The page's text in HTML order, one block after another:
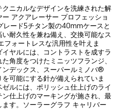
ニカルなデザインを洗練された解
アクアレーサー プロフェッショ
レード5チタン製の40mmケースと
耐久性を兼ね備え、交換可能なス
フォートレスな汎用性を叶えま
ヤルには、コントラストを成すラ
角度をつけたミニッツフランジ、
ンデックス、スーパールミノバ®
可能にする針が備えられていま
ルには、ポリッシュ仕上げのライ
仕上げのマーキングが施され、最
す。ソーラーグラフ キャリバー